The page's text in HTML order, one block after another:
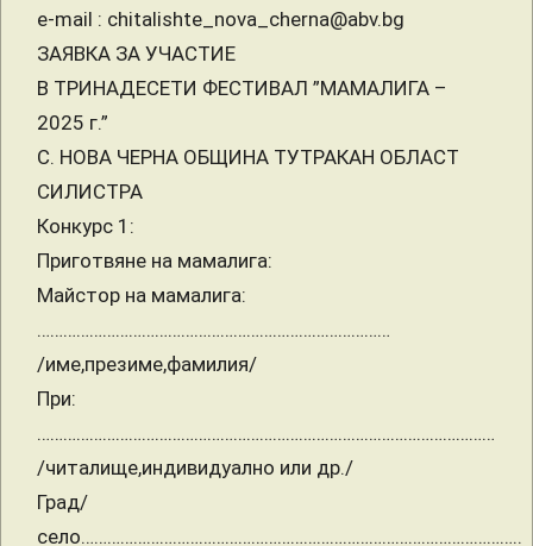
e-mail : chitalishte_nova_cherna@abv.bg
ЗАЯВКА ЗА УЧАСТИЕ
В ТРИНАДЕСЕТИ ФЕСТИВАЛ ”МАМАЛИГА –
2025 г.”
С. НОВА ЧЕРНА ОБЩИНА ТУТРАКАН ОБЛАСТ
СИЛИСТРА
Конкурс 1:
Приготвяне на мамалига:
Майстор на мамалига:
………………………………………………………………………
/име,презиме,фамилия/
При:
……………………………………………………………………………………………
/читалище,индивидуално или др./
Град/
село………………………………………………………………………………………..